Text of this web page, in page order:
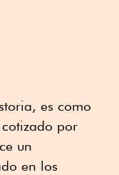
es como
por
un
en los